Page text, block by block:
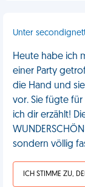
Unter
Heute habe ich
einer Party
die Hand und
vor. Sie fügte
ich dir erzählt!
sondern völlig